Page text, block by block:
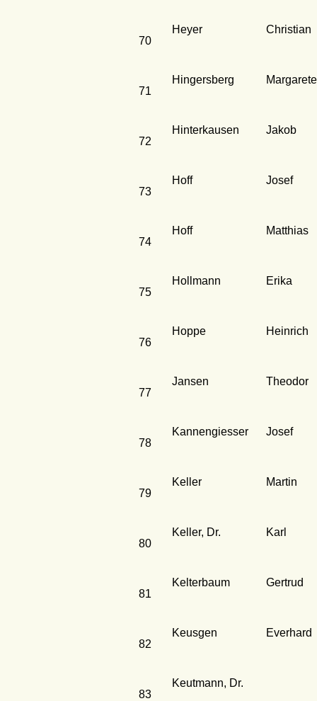
70
Heyer Christian
71
Hingersberg Margarete
72
Hinterkausen Jakob
73
Hoff Josef
74
Hoff Matthias
75
Hollmann Erika
76
Hoppe Heinrich
77
Jansen Theodor
78
Kannengiesser Josef
79
Keller Martin
80
Keller, Dr. Karl
81
Kelterbaum Gertrud
82
Keusgen Everhard
83
Keutmann, Dr.